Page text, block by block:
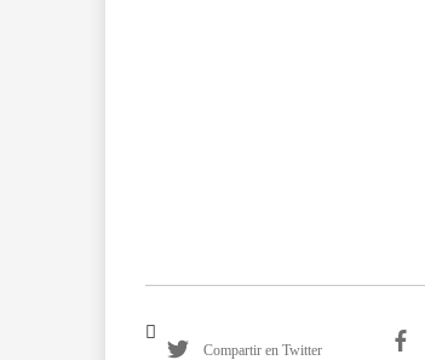
Compartir en Twitter